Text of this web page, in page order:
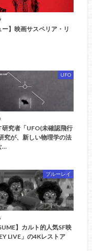
ー】映画サスペリア・リ
UFO
究者「UFO(未確認飛行
究が、新しい物理学の法
…
ブルーレイ
】カルト的人気SF映
LIVE」の4Kレストア